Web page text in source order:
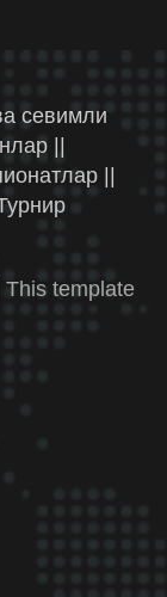
севимли
||
||
template